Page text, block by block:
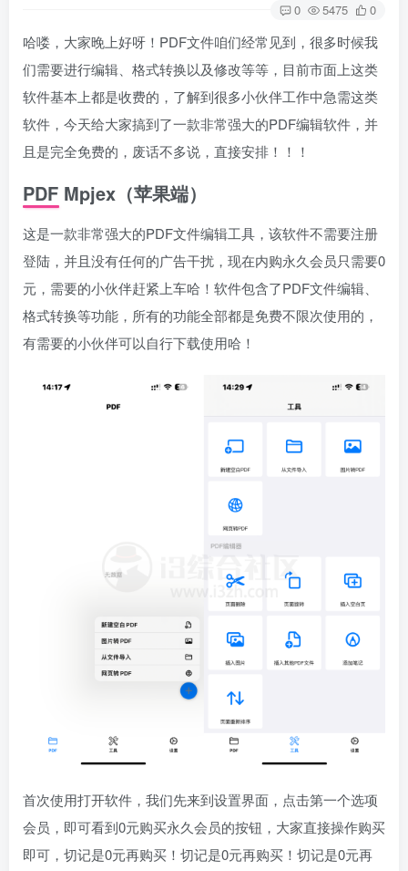
0 5475 0
哈喽，大家晚上好呀！PDF文件咱们经常见到，很多时候我
们需要进行编辑、格式转换以及修改等等，目前市面上这类
软件基本上都是收费的，了解到很多小伙伴工作中急需这类
软件，今天给大家搞到了一款非常强大的PDF编辑软件，并
且是完全免费的，废话不多说，直接安排！！！
PDF Mpjex（苹果端）
这是一款非常强大的PDF文件编辑工具，该软件不需要注册
登陆，并且没有任何的广告干扰，现在内购永久会员只需要0
元，需要的小伙伴赶紧上车哈！软件包含了PDF文件编辑、
格式转换等功能，所有的功能全部都是免费不限次使用的，
有需要的小伙伴可以自行下载使用哈！
首次使用打开软件，我们先来到设置界面，点击第一个选项
会员，即可看到0元购买永久会员的按钮，大家直接操作购买
即可，切记是0元再购买！切记是0元再购买！切记是0元再